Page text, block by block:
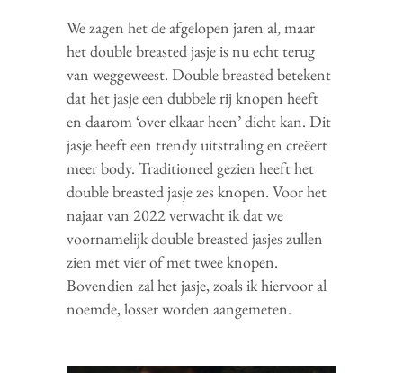
We zagen het de afgelopen jaren al, maar
het double breasted jasje is nu echt terug
van weggeweest. Double breasted betekent
dat het jasje een dubbele rij knopen heeft
en daarom ‘over elkaar heen’ dicht kan. Dit
jasje heeft een trendy uitstraling en creëert
meer body. Traditioneel gezien heeft het
double breasted jasje zes knopen. Voor het
najaar van 2022 verwacht ik dat we
voornamelijk double breasted jasjes zullen
zien met vier of met twee knopen.
Bovendien zal het jasje, zoals ik hiervoor al
noemde, losser worden aangemeten.